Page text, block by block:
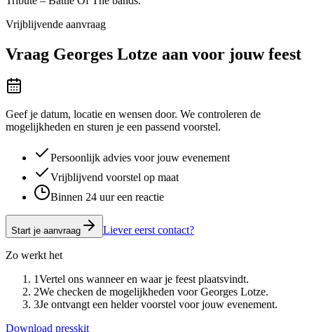
Vrijblijvende aanvraag
Vraag Georges Lotze aan voor jouw feest
Geef je datum, locatie en wensen door. We controleren de
mogelijkheden en sturen je een passend voorstel.
Persoonlijk advies voor jouw evenement
Vrijblijvend voorstel op maat
Binnen 24 uur een reactie
Start je aanvraag Liever eerst contact?
Zo werkt het
1Vertel ons wanneer en waar je feest plaatsvindt.
2We checken de mogelijkheden voor Georges Lotze.
3Je ontvangt een helder voorstel voor jouw evenement.
Download presskit